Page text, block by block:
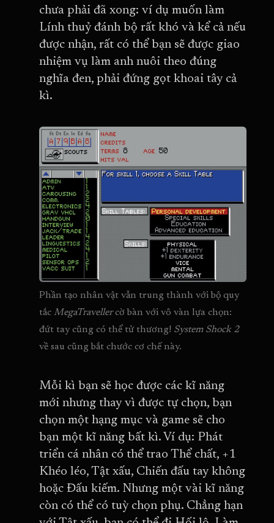
chưa phải đã xong: ví dụ muốn làm
Lính thuỷ đánh bộ rất khó và kể cả nếu
được nhận, rất có thể bạn sẽ được giao
nhiệm vụ làm anh nuôi theo đúng
nghĩa đen, phải đứng gọt khoai tây cả
kì.
Phần tạo nhân vật vẫn trung thành với bộ quy
tắc MegaTraveller cờ bàn với vô vàn lựa chọn:
đứt tay cũng có thể tử thương! System Shock 2
về sau cũng bắt chước cơ chế này.
Mỗi kì bạn sẽ học được các kĩ năng
mới nhưng thay vì được tự chọn, bạn
chọn một hạng mục và game sẽ cho
bạn một kĩ năng bất kì. Ví dụ: Phát
triển cá nhân có thể trao Thể chất, +1
Khéo léo, Tật xấu, Chiến đấu tay không
hoặc Đấu kiếm. Nhưng một vài kĩ năng
còn có thể có tuỳ chọn phụ. Chẳng hạn